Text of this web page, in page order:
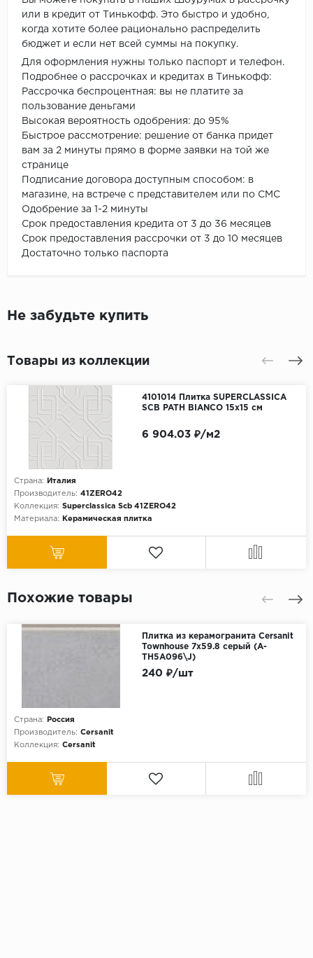
или в кредит от Тинькофф. Это быстро и удобно,
когда хотите более рационально распределить
бюджет и если нет всей суммы на покупку.
Для оформления нужны только паспорт и телефон.
Подробнее о рассрочках и кредитах в Тинькофф:
Рассрочка беспроцентная: вы не платите за
пользование деньгами
Высокая вероятность одобрения: до 95%
Быстрое рассмотрение: решение от банка придет
вам за 2 минуты прямо в форме заявки на той же
странице
Подписание договора доступным способом: в
магазине, на встрече с представителем или по СМС
Одобрение за 1-2 минуты
Срок предоставления кредита от 3 до 36 месяцев
Срок предоставления рассрочки от 3 до 10 месяцев
Достаточно только паспорта
Не забудьте купить
Товары из коллекции
4101014 Плитка SUPERCLASSICA
SCB PATH BIANCO 15x15 см
Страна:
Италия
Производитель: 41ZERO42
Коллекция: Superclassica Scb 41ZERO42
Материала:
Керамическая плитка
6 904.03 ₽/м2
Похожие товары
Плитка из керамогранита Cersanit
Townhouse 7x59.8 серый (A-
TH5A096\J)
Страна:
Россия
Производитель: Cersanit
Коллекция: Cersanit
240 ₽/шт